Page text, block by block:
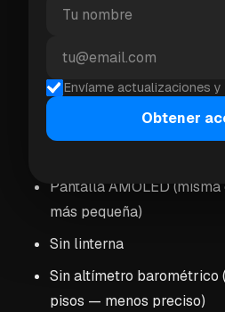
Vida de batería
11 días — prácticamente
Calidad de construcción
Vivoactive 6
Pantalla AMOLED
más pequeña)
Sin linterna
Sin altímetro barométrico
pisos — menos preciso)
Envíame actualizaciones
Obtener